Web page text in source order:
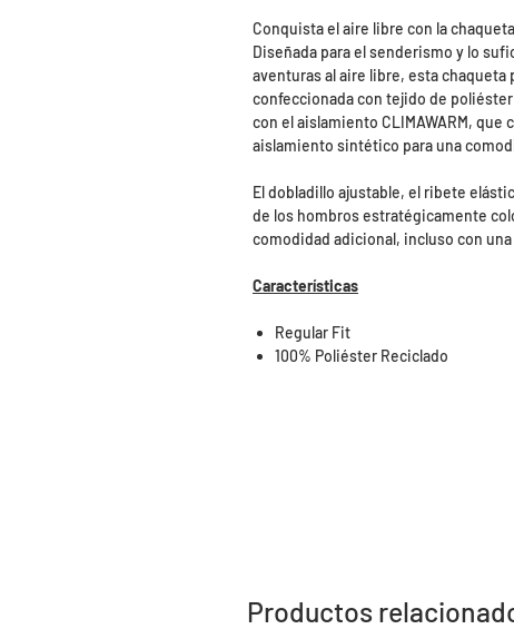
Conquista el aire libre con la
Diseñada para el senderismo y lo
aventuras al aire libre, esta
confeccionada con tejido de
con el aislamiento CLIMAWARM,
aislamiento sintético para una
El dobladillo ajustable, el ribete
de los hombros estratégicamente
comodidad adicional, incluso con
Características
Regular Fit
100% Poliéster Reciclado
Productos